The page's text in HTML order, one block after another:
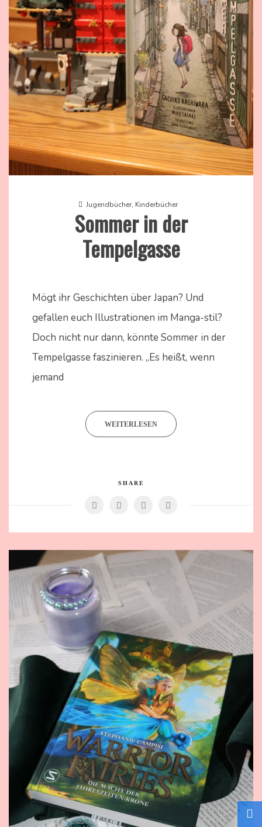
Jugendbücher, Kinderbücher
Sommer in der
Tempelgasse
Februar
Kammer
Mögt ihr Geschichten über Japan? Und
gefallen euch Illustrationen im Manga-stil?
Doch nicht nur dann, könnte Sommer in der
Tempelgasse faszinieren. „Es heißt, wenn
jemand
WEITERLESEN
SHARE